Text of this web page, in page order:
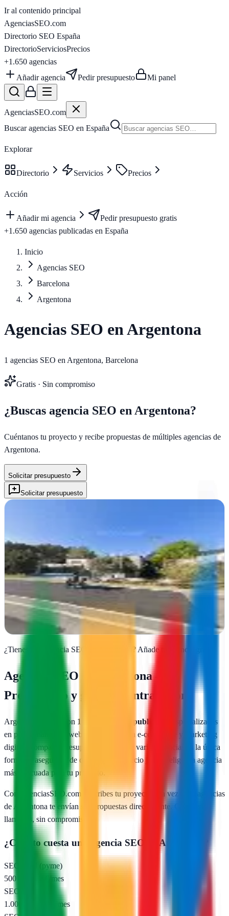
Ir al contenido principal
AgenciasSEO.com
Directorio SEO España
DirectorioServiciosPrecios
+1.650 agencias
Añadir agencia
Pedir presupuesto Mi panel
AgenciasSEO.com
Buscar agencias SEO en España
Explorar
Directorio Servicios Precios
Acción
Añadir mi agencia
Pedir presupuesto gratis
+1.650 agencias publicadas en España
Inicio
Agencias SEO
Barcelona
Argentona
Agencias SEO enArgentona
1 agencias SEO en Argentona, Barcelona
Gratis · Sin compromiso
¿Buscas agencia SEO en Argentona?
Cuéntanos tu proyecto y recibe propuestas de múltiples agencias de
Argentona.
Solicitar presupuesto
Solicitar presupuesto
Argentona, Barcelona
Desde Argentona, creamos identidades visuales impactantes y webs
que cuentan tu historia. Diseño, branding y publicidad al servicio de
tu marca
Ver ficha completa
¿Tienes una agencia SEO en ? Añade tu agencia gratis
Agencias SEO en Argentona—
Presupuesto y guía de contratación
Argentona cuenta con 1 agencias SEO publicadas
especializadas
en posicionamiento web local, SEO para e-commerce y marketing
digital. Comparar presupuestos reales de varias agencias es la única
forma de asegurarte de que pagas un precio justo y eliges la agencia
más adecuada para tu proyecto.
Con AgenciasSEO.com describes tu proyecto una vez y las agencias
de Argentona te envían sus propuestas directamente. Gratis, sin
llamadas, sin compromiso.
¿Cuánto cuesta una agencia SEO en Argentona
SEO local (pyme)
500 – 1.000 €/mes
SEO nacional
1.000 – 2.500 €/mes